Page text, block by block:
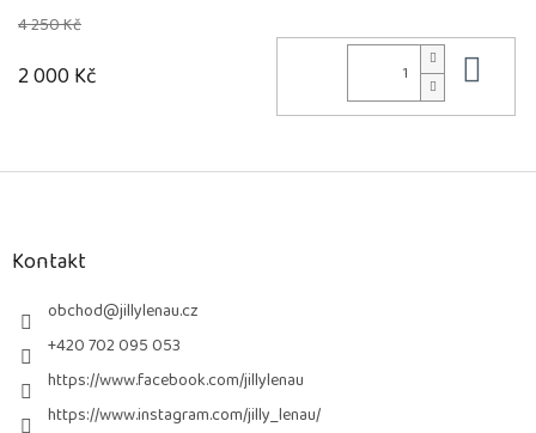
4 250 Kč
2 000 Kč
Z
Kontakt
obchod@jillylenau.cz
+420 702 095 053
https://www.facebook.com/jillylenau
https://www.instagram.com/jilly_lenau/